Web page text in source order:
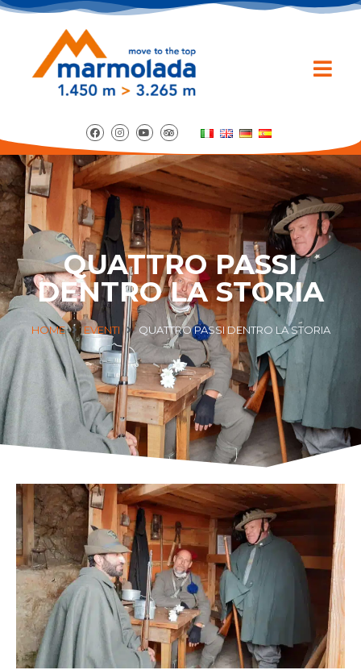
QUATTRO PASSI
DENTRO LA STORIA
HOME EVENTI QUATTRO PASSI DENTRO LA STORIA